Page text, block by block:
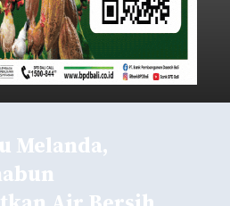
Melanda,